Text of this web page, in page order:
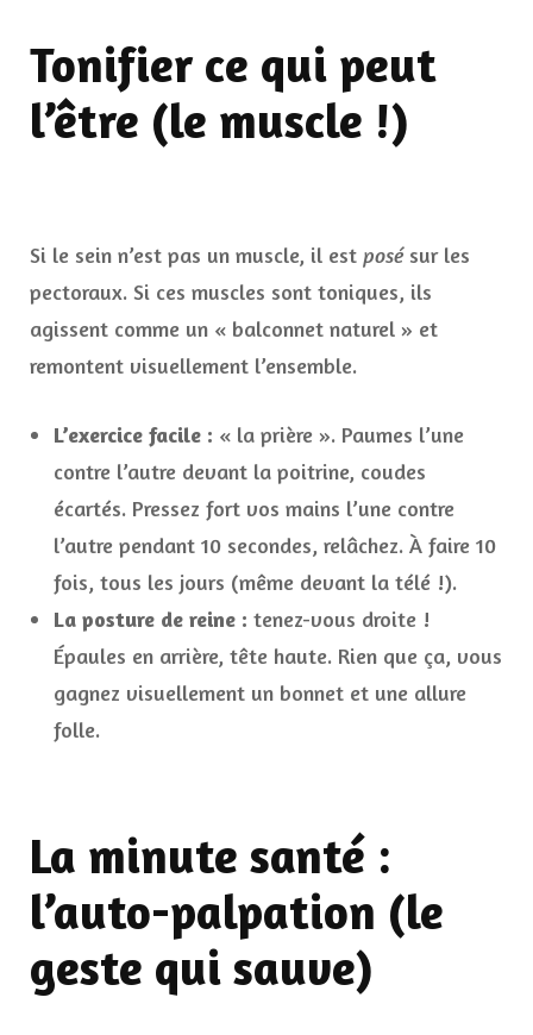
Tonifier ce qui peut
l’être (le muscle !)
Si le sein n’est pas un muscle, il est posésur les
pectoraux. Si ces muscles sont toniques, ils
agissent comme un « balconnet naturel » et
remontent visuellement l’ensemble.
L’exercice facile : « la prière ». Paumes l’une
contre l’autre devant la poitrine, coudes
écartés. Pressez fort vos mains l’une contre
l’autre pendant 10 secondes, relâchez. À faire 10
fois, tous les jours (même devant la télé !).
La posture de reine : tenez-vous droite !
Épaules en arrière, tête haute. Rien que ça, vous
gagnez visuellement un bonnet et une allure
folle.
La minute santé :
l’auto-palpation (le
geste qui sauve)